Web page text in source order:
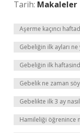
Tarih: Makaleler
Aşerme kaçıncı
Gebeliğin ilk ayları ne
Gebeliğin ilk
Gebelik ne zaman
Gebelikte ilk 3 ay
Hamileliği öğrenince